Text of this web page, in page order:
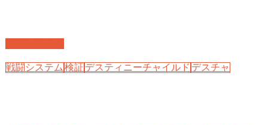
戦闘システム検証 デスティニーチャイルド デスチャ